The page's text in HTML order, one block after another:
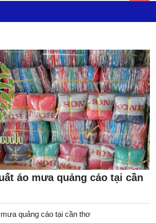
áo mưa quảng cáo tại cần
quảng cáo tại cần thơ